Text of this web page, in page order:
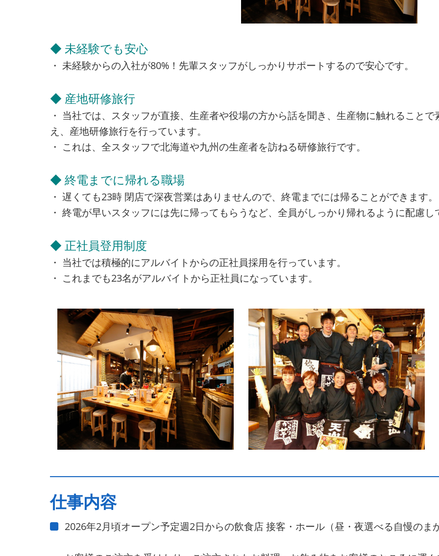
◆ 未経験でも安心
・ 未経験からの入社が80%！先輩スタッフがしっかりサポートするので安心です。
◆ 産地研修旅行
・ 当社では、スタッフが直接、生産者や役場の方から話を聞き、生産物に触れること
え、産地研修旅行を行っています。
・ これは、全スタッフで北海道や九州の生産者を訪ねる研修旅行です。
◆ 終電までに帰れる職場
・ 遅くても23時 閉店で深夜営業はありませんので、終電までには帰ることができます。
・ 終電が早いスタッフには先に帰ってもらうなど、全員がしっかり帰れるように配慮し
◆ 正社員登用制度
・ 当社では積極的にアルバイトからの正社員採用を行っています。
・ これまでも23名がアルバイトから正社員になっています。
仕事内容
2026年2月頃オープン予定週2日からの飲食店 接客・ホール（昼・夜選べる自慢の